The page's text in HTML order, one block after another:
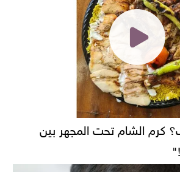
كرم الشام تحت المجهر بين